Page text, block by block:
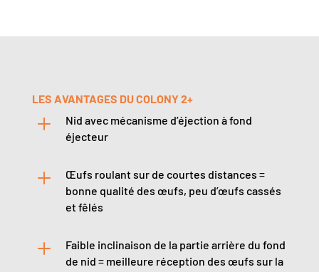
LES AVANTAGES DU COLONY 2+
L
Nid avec mécanisme d’éjection à fond
éjecteur
L
Œufs roulant sur de courtes distances =
bonne qualité des œufs, peu d’œufs cassés
et fêlés
L
Faible inclinaison de la partie arrière du fond
de nid = meilleure réception des œufs sur la